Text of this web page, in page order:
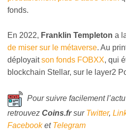
fonds.
En 2022, Franklin Templeton a
de miser sur le métaverse. Au
déployaitson fonds FOBXX, qui
blockchain Stellar, sur le layer2
Pour suivre facilement
retrouvez Coins.frsur Twitter,
Facebooket Telegram